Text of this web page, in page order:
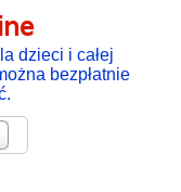
dzieci i całej
bezpłatnie